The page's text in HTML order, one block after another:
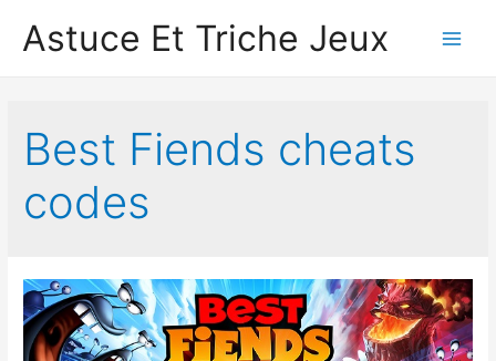
Astuce Et Triche Jeux
Best Fiends cheats
codes